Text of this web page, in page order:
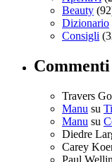
Beauty
Dizionario
Consigli
Travers
Manu su
Manu su
Diedre
Carey